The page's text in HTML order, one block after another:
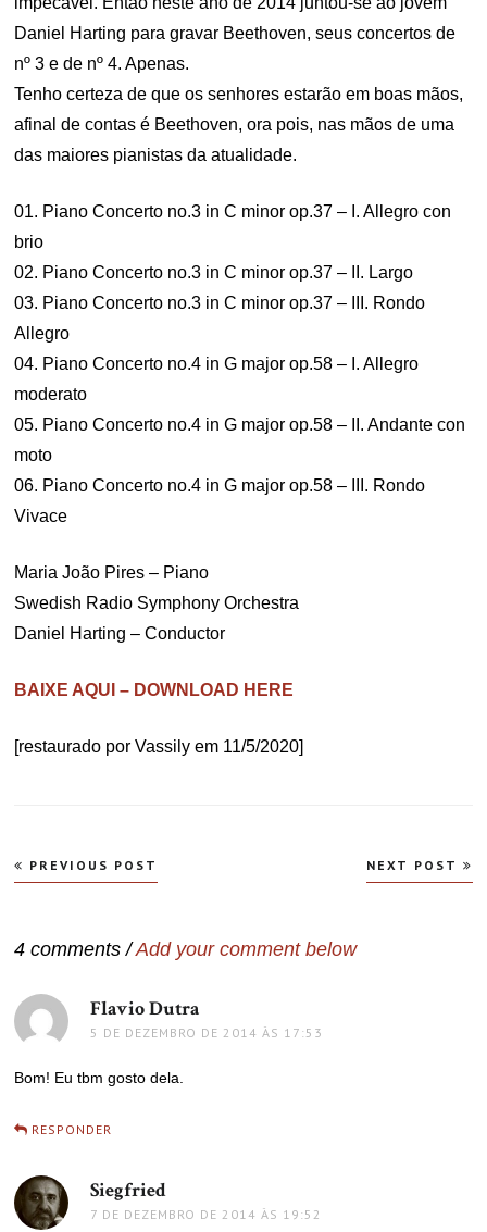
Daniel Harting para gravar Beethoven, seus concertos de
nº 3 e de nº 4. Apenas.
Tenho certeza de que os senhores estarão em boas mãos,
afinal de contas é Beethoven, ora pois, nas mãos de uma
das maiores pianistas da atualidade.
01. Piano Concerto no.3 in C minor op.37 – I. Allegro con
brio
02. Piano Concerto no.3 in C minor op.37 – II. Largo
03. Piano Concerto no.3 in C minor op.37 – III. Rondo
Allegro
04. Piano Concerto no.4 in G major op.58 – I. Allegro
moderato
05. Piano Concerto no.4 in G major op.58 – II. Andante con
moto
06. Piano Concerto no.4 in G major op.58 – III. Rondo
Vivace
Maria João Pires – Piano
Swedish Radio Symphony Orchestra
Daniel Harting – Conductor
BAIXE AQUI – DOWNLOAD HERE
[restaurado por Vassily em 11/5/2020]
Navegação
de
PREVIOUS POST NEXT POST
4 comments /Add your comment below
Flavio Dutra
5 DE DEZEMBRO DE 2014 ÀS 17:53
Bom! Eu tbm gosto dela.
RESPONDER
Siegfried
7 DE DEZEMBRO DE 2014 ÀS 19:52